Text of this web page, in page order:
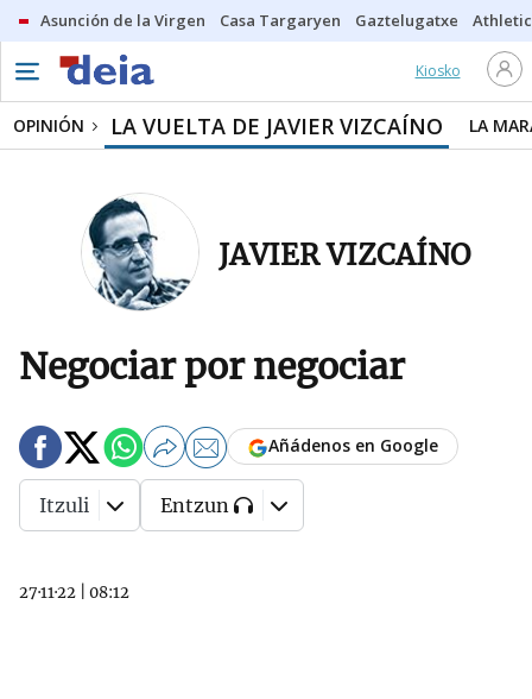
Asunción de la Virgen Casa Targaryen Gaztelugatxe Athletic
Kiosko
OPINIÓN LA VUELTA DE JAVIER VIZCAÍNO LA
JAVIER VIZCAÍNO
Negociar por negociar
27·11·22 08:12
Añádenos en Google
Itzuli Entzun